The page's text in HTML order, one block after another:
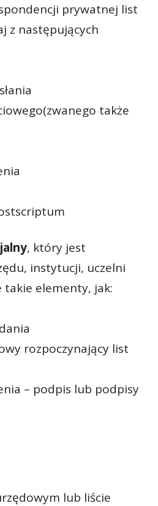
prywatnej list
z następujących
także
, który jest
instytucji, uczelni
takie elementy, jak:
rozpoczynający list
– podpis lub podpisy
lub liście